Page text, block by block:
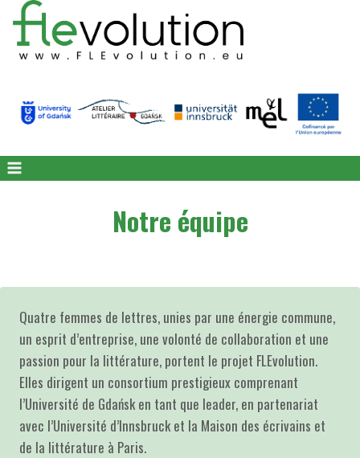
Skip
content
Notre équipe
Quatre femmes de lettres, unies par une énergie commune,
un esprit d’entreprise, une volonté de collaboration et une
passion pour la littérature, portent le projet FLEvolution.
Elles dirigent un consortium prestigieux comprenant
l’Université de Gdańsk en tant que leader, en partenariat
avec l’Université d’Innsbruck et la Maison des écrivains et
de la littérature à Paris.